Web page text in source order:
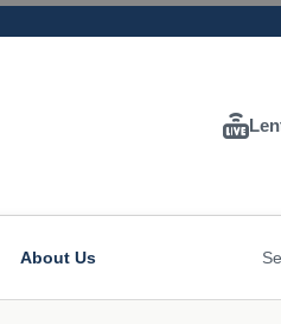
About Us